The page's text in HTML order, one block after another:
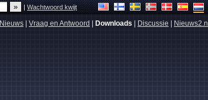
|Wachtwoord kwijt
Nieuws Vraag en Antwoord Downloads Discussie Nieuws2.nl